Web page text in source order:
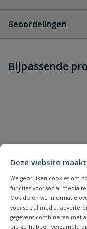
Deze website
We gebruiken cookies om
functies voor social media
Ook delen we informatie
voor social media,
gegevens combineren met
die ze hebben verzameld
dit
Beoordelingen
Schrijf zelf
Naam
Bijpassende